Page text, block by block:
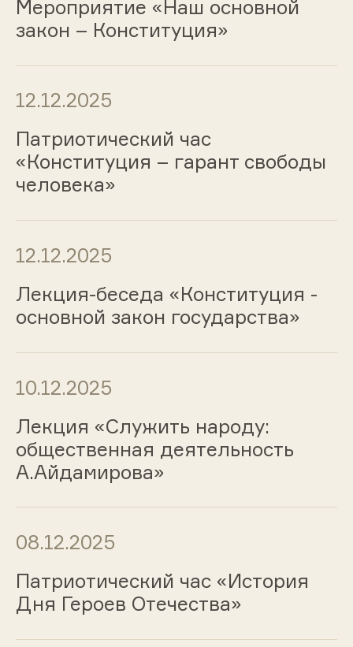
Мероприятие «Наш основной
закон – Конституция»
12.12.2025
Патриотический час
«Конституция – гарант свободы
человека»
12.12.2025
Лекция-беседа «Конституция -
основной закон государства»
10.12.2025
Лекция «Служить народу:
общественная деятельность
А.Айдамирова»
08.12.2025
Патриотический час «История
Дня Героев Отечества»